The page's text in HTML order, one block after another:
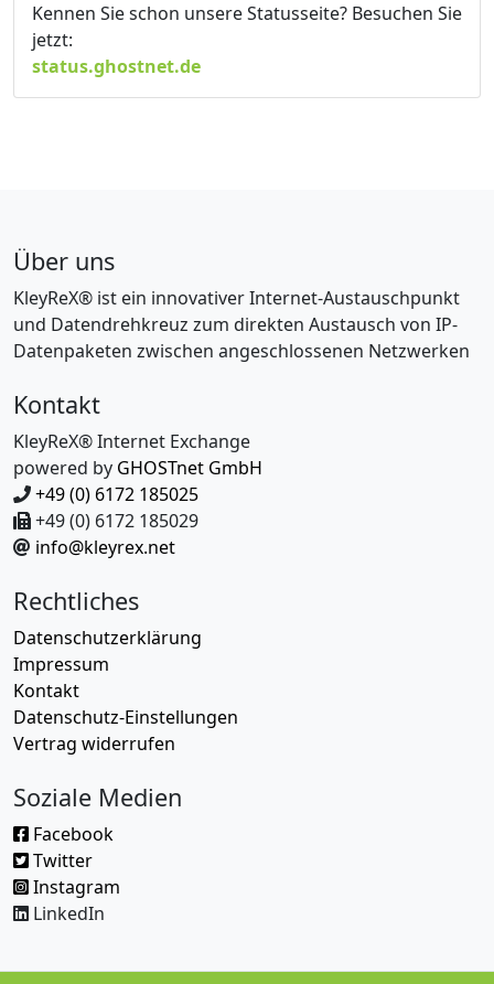
Kennen Sie schon unsere Statusseite? Besuchen Sie
jetzt:
status.ghostnet.de
Über uns
KleyReX® ist ein innovativer Internet-Austauschpunkt
und Datendrehkreuz zum direkten Austausch von IP-
Datenpaketen zwischen angeschlossenen Netzwerken
Kontakt
KleyReX® Internet Exchange
powered by GHOSTnet GmbH
+49 (0) 6172 185025
+49 (0) 6172 185029
info@kleyrex.net
Rechtliches
Datenschutzerklärung
Impressum
Kontakt
Datenschutz-Einstellungen
Vertrag widerrufen
Soziale Medien
Facebook
Twitter
Instagram
LinkedIn